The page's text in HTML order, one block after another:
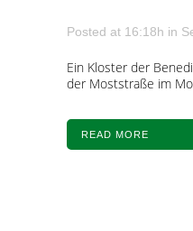
Posted at 16:18h in
Ein Kloster der
der Moststraße im
READ MORE